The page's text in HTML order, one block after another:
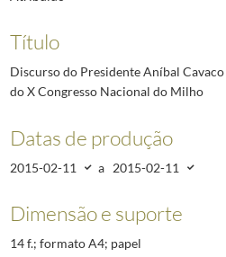
Título
Discurso do Presidente Aníbal
do X Congresso Nacional do Milho
Datas de produção
2015-02-11 a 2015-02-11
Dimensão e suporte
14 f.; formato A4; papel